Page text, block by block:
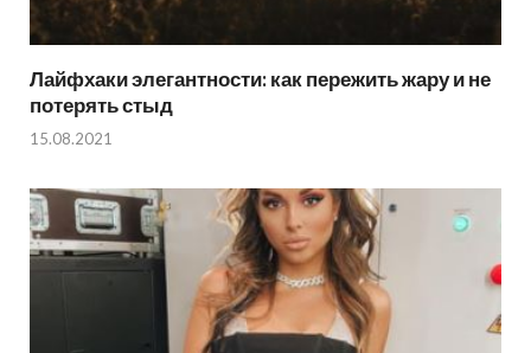
Лайфхаки элегантности: как пережить жару и не
потерять стыд
15.08.2021